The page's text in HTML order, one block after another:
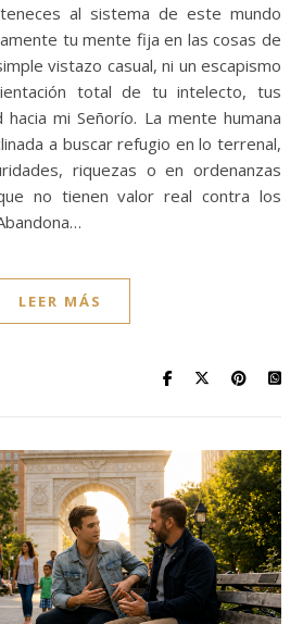
al sistema de este mundo
tu mente fija en las cosas de
vistazo casual, ni un escapismo
total de tu intelecto, tus
mi Señorío. La mente humana
a buscar refugio en lo terrenal,
riquezas o en ordenanzas
no tienen valor real contra los
LEER MÁS